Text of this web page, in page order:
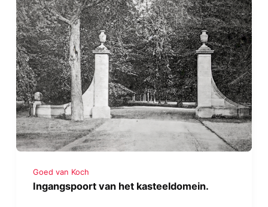
Goed van Koch
Ingangspoort van het kasteeldomein.